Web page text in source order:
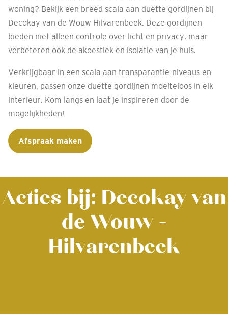
woning? Bekijk een breed scala aan duette gordijnen bij
Decokay van de Wouw Hilvarenbeek. Deze gordijnen
bieden niet alleen controle over licht en privacy, maar
verbeteren ook de akoestiek en isolatie van je huis.
Verkrijgbaar in een scala aan transparantie-niveaus en
kleuren, passen onze duette gordijnen moeiteloos in elk
interieur. Kom langs en laat je inspireren door de
mogelijkheden!
Afspraak maken
Acties bij: Decokay van
de Wouw -
Hilvarenbeek